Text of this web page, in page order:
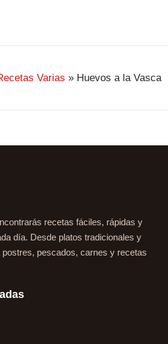
Varias » Huevos a la Vasca
recetas fáciles, rápidas y
día. Desde platos tradicionales y
pescados, carnes y recetas